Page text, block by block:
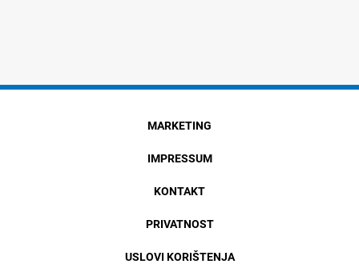
MARKETING
IMPRESSUM
KONTAKT
PRIVATNOST
USLOVI KORIŠTENJA